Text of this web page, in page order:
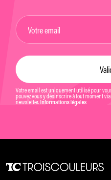
Votre email est uniquement utilisé pour
pouvez vous y désinscrire à tout moment
newsletter. Informations légales